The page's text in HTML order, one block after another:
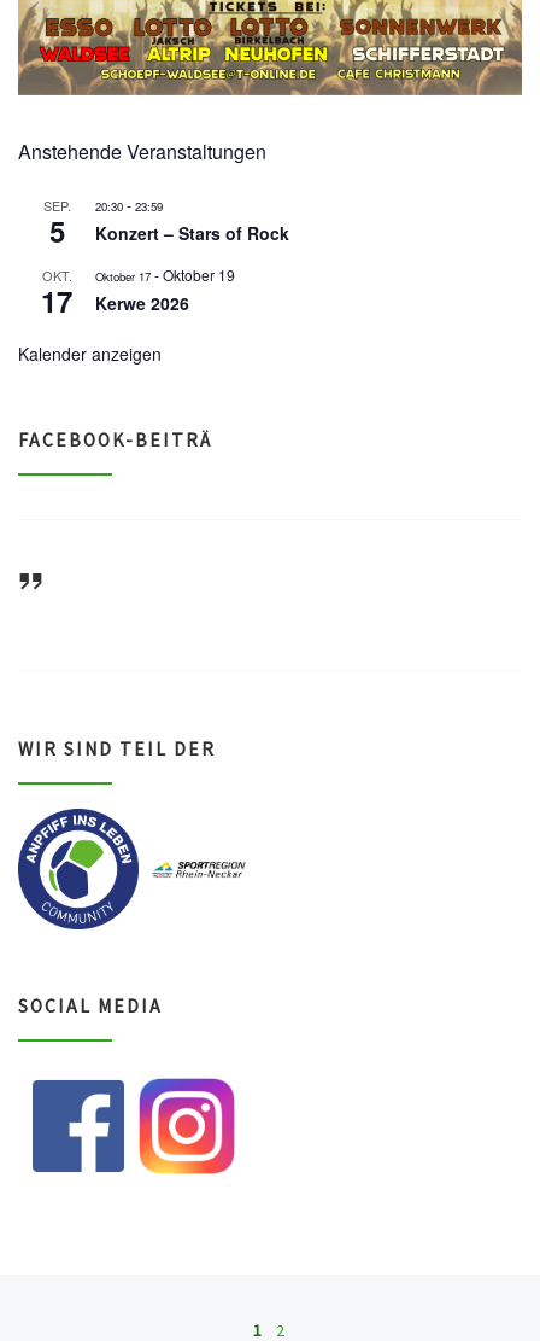
Anstehende Veranstaltungen
SEP.
5
20:30 - 23:59
Konzert – Stars of Rock
OKT.
17
Oktober 17 -Oktober 19
Kerwe 2026
Kalender anzeigen
FACEBOOK-BEITRÄ
WIR SIND TEIL DER
SOCIAL MEDIA
Beitragsnavigation
1 2